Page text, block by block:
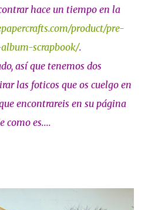
hace un tiempo en la
product/pre-
scrapbook/.
así que tenemos dos
las foticos que os cuelgo en
encontrareis en su página
como es....